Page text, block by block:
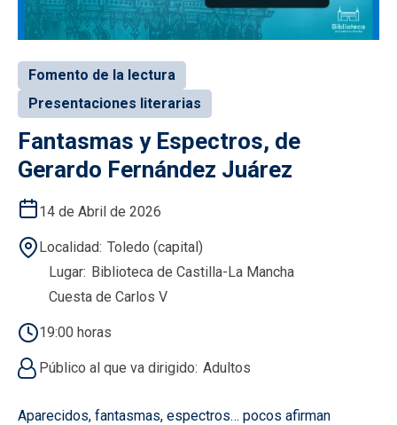
Fomento de la lectura
Presentaciones literarias
Fantasmas y Espectros, de
Gerardo Fernández Juárez
14 de Abril de 2026
Localidad Toledo (capital)
Lugar Biblioteca de Castilla-La Mancha
Cuesta de Carlos V
19:00 horas
Público al que va dirigido Adultos
Aparecidos, fantasmas, espectros… pocos afirman